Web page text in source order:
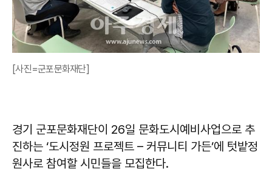
[사진=군포문화재단]
경기 군포문화재단이 26일 문화도시예비사업으로 추
진하는 ‘도시정원 프로젝트 – 커뮤니티 가든’에 텃밭정
원사로 참여할 시민들을 모집한다.